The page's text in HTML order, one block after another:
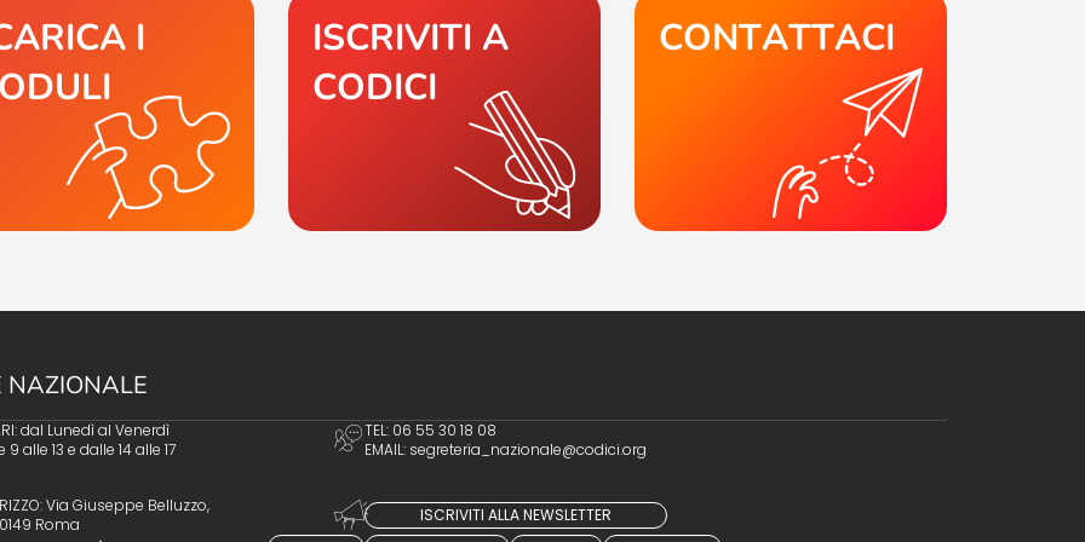
I
ISCRIVITI A
CODICI
CONTATTACI
NAZIONALE
dal Lunedì al Venerdì
9 alle 13 e dalle 14 alle 17
TEL: 06 55 30 18 08
EMAIL: segreteria_nazionale@codici.org
Via Giuseppe Belluzzo,
Roma
ISCRIVITI ALLA NEWSLETTER